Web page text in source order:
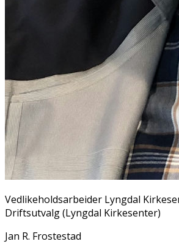
Vedlikeholdsarbeider Lyngdal
Driftsutvalg (Lyngdal Kirkesenter)
Jan R. Frostestad